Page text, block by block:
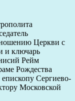
Церкви с
и ключарь
Рейм
Рождества
Сергиево-
Московской